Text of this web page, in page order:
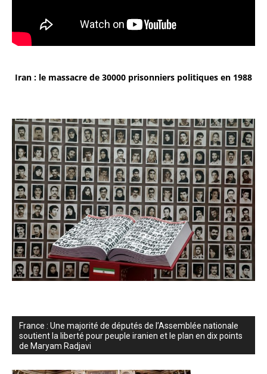
Iran : le massacre de 30000 prisonniers politiques en 1988
France : Une majorité de députés de l’Assemblée nationale
soutient la liberté pour peuple iranien et le plan en dix points
de Maryam Radjavi